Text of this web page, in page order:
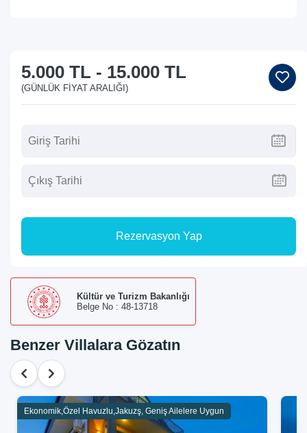
5.000 TL - 15.000 TL
(GÜNLÜK FIYAT ARALIĞI)
Rezervasyon Yap
Kültür ve Turizm Bakanlığı
Belge No : 48-13718
Benzer Villalara Gözatın
Ekonomik,Özel Havuzlu,Jakuzş, Geniş Ailelere Uygun